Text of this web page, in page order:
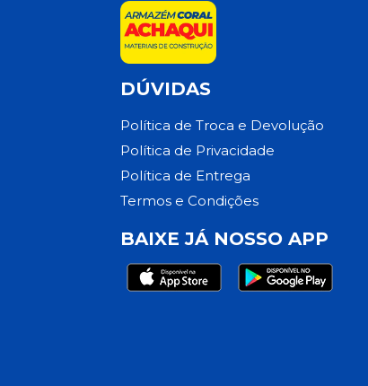
DÚVIDAS
Política de Troca e Devolução
Política de Privacidade
Política de Entrega
Termos e Condições
BAIXE JÁ NOSSO APP